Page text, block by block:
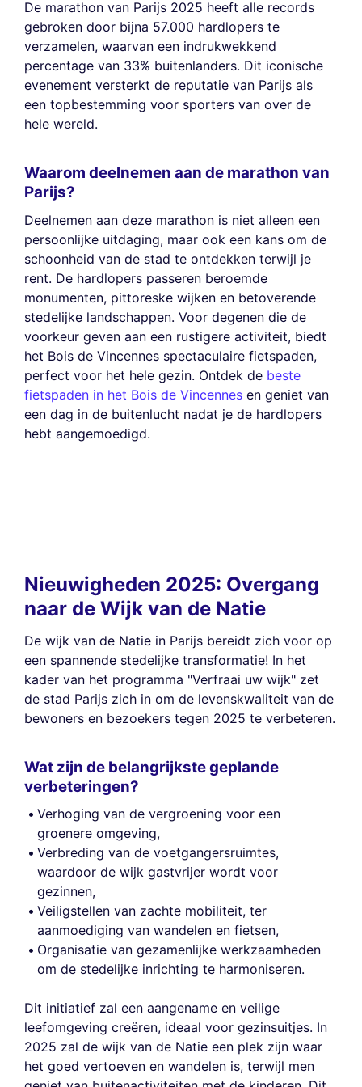
De marathon van Parijs 2025 heeft alle records
gebroken door bijna 57.000 hardlopers te
verzamelen, waarvan een indrukwekkend
percentage van 33% buitenlanders. Dit iconische
evenement versterkt de reputatie van Parijs als
een topbestemming voor sporters van over de
hele wereld.
Waarom deelnemen aan de marathon van
Parijs?
Deelnemen aan deze marathon is niet alleen een
persoonlijke uitdaging, maar ook een kans om de
schoonheid van de stad te ontdekken terwijl je
rent. De hardlopers passeren beroemde
monumenten, pittoreske wijken en betoverende
stedelijke landschappen. Voor degenen die de
voorkeur geven aan een rustigere activiteit, biedt
het Bois de Vincennes spectaculaire fietspaden,
perfect voor het hele gezin. Ontdek de beste
fietspaden in het Bois de Vincennes en geniet van
een dag in de buitenlucht nadat je de hardlopers
hebt aangemoedigd.
Nieuwigheden 2025: Overgang
naar de Wijk van de Natie
De wijk van de Natie in Parijs bereidt zich voor op
een spannende stedelijke transformatie! In het
kader van het programma "Verfraai uw wijk" zet
de stad Parijs zich in om de levenskwaliteit van de
bewoners en bezoekers tegen 2025 te verbeteren.
Wat zijn de belangrijkste geplande
verbeteringen?
Verhoging van de vergroening voor een
groenere omgeving,
Verbreding van de voetgangersruimtes,
waardoor de wijk gastvrijer wordt voor
gezinnen,
Veiligstellen van zachte mobiliteit, ter
aanmoediging van wandelen en fietsen,
Organisatie van gezamenlijke werkzaamheden
om de stedelijke inrichting te harmoniseren.
Dit initiatief zal een aangename en veilige
leefomgeving creëren, ideaal voor gezinsuitjes. In
2025 zal de wijk van de Natie een plek zijn waar
het goed vertoeven en wandelen is, terwijl men